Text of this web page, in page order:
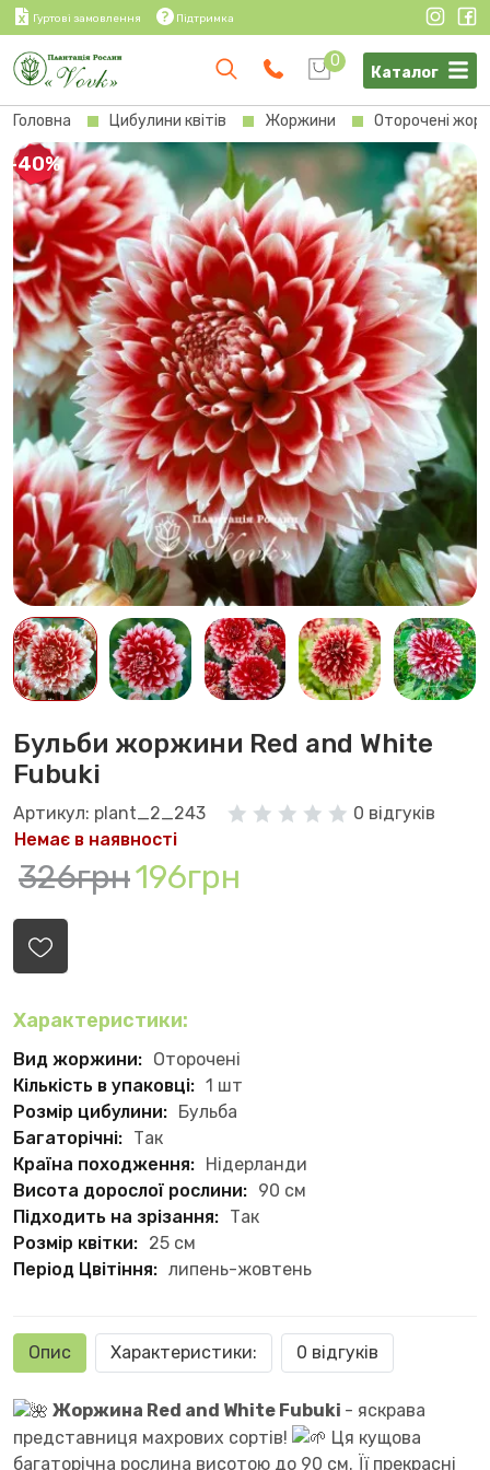
Гуртові замовлення Підтримка
0
Каталог
Головна Цибулини квітів Жоржини Оторочені
-40%
Бульби жоржини Red and White
Fubuki
Артикул: plant_2_243
0 відгуків
Немає в наявності
326грн196грн
Характеристики:
Вид жоржини: Оторочені
Кількість в упаковці: 1 шт
Розмір цибулини: Бульба
Багаторічні: Так
Країна походження: Нідерланди
Висота дорослої рослини: 90 см
Підходить на зрізання: Так
Розмір квітки: 25 см
Період Цвітіння: липень-жовтень
Опис Характеристики: 0 відгуків
Жоржина Red and White Fubuki - яскрава
представниця махрових сортів!
Ця кущова
багаторічна рослина висотою до 90 см. Її прекрасні